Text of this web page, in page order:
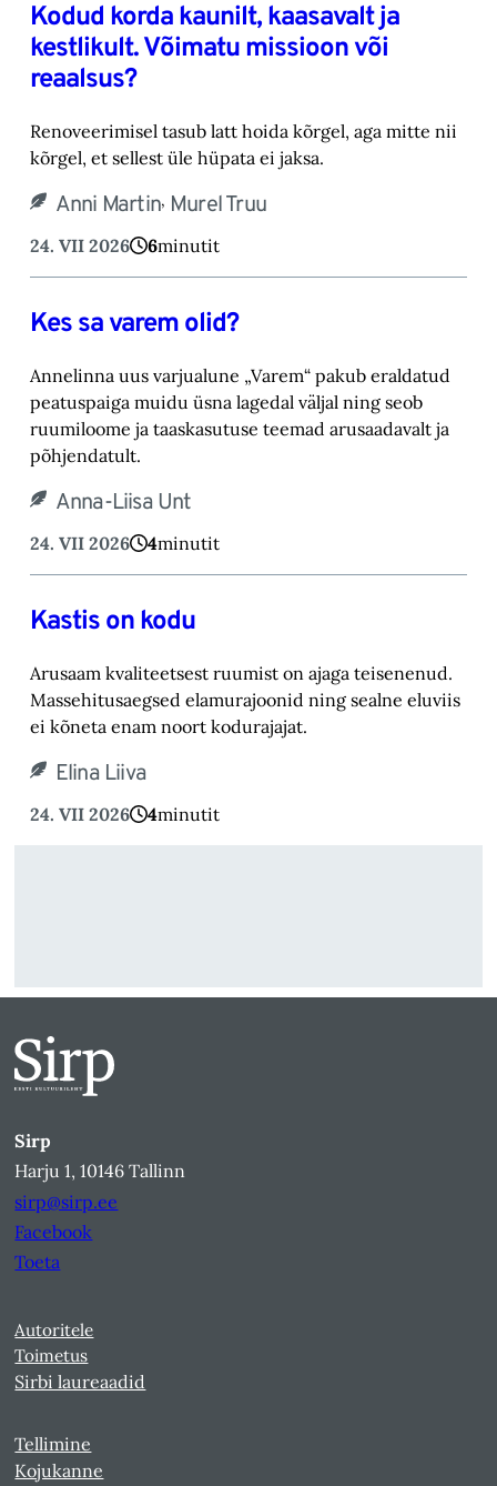
Kodud korda kaunilt, kaasavalt ja
kestlikult. Võimatu missioon või
reaalsus?
Renoveerimisel tasub latt hoida kõrgel, aga mitte nii
kõrgel, et sellest üle hüpata ei jaksa.
Anni Martin, Murel Truu
24. VII 2026 6minutit
Kes sa varem olid?
Annelinna uus varjualune „Varem“ pakub eraldatud
peatuspaiga muidu üsna lagedal väljal ning seob
ruumiloome ja taaskasutuse teemad arusaadavalt ja
põhjendatult.
Anna-Liisa Unt
24. VII 2026 4minutit
Kastis on kodu
Arusaam kvaliteetsest ruumist on ajaga teisenenud.
Massehitusaegsed elamurajoonid ning sealne eluviis
ei kõneta enam noort kodurajajat.
Elina Liiva
24. VII 2026 4minutit
Sirp
Harju 1, 10146 Tallinn
sirp@sirp.ee
Facebook
Toeta
Autoritele
Toimetus
Sirbi laureaadid
Tellimine
Kojukanne